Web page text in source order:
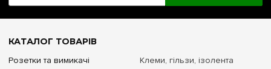
КАТАЛОГ ТОВАРІВ
Розетки та вимикачі
Клеми, гільзи, ізолента